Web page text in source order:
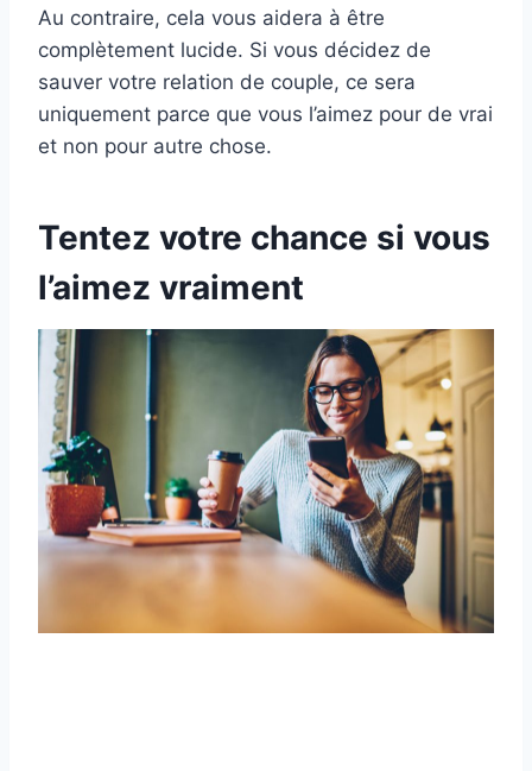
Au contraire, cela vous aidera à être
complètement lucide. Si vous décidez de
sauver votre relation de couple, ce sera
uniquement parce que vous l’aimez pour de vrai
et non pour autre chose.
Tentez votre chance si vous
l’aimez vraiment